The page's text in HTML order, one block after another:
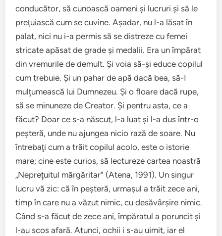
conducător, să cunoască oameni şi lucruri şi să le
preţuiască cum se cuvine. Aşadar, nu l-a lăsat în
palat, nici nu i-a permis să se distreze cu femei
stricate apăsat de grade şi medalii. Era un împărat
din vremurile de demult. Şi voia să-şi educe copilul
cum trebuie. Şi un pahar de apă dacă bea, să-I
mulţumească lui Dumnezeu. Şi o floare dacă rupe,
să se minuneze de Creator. Şi pentru asta, ce a
făcut? Doar ce s-a născut, l-a luat şi l-a dus într-o
peşteră, unde nu ajungea nicio rază de soare. Nu
întrebaţi cum a trăit copilul acolo, este o istorie
mare; cine este curios, să lectureze cartea noastră
„Nepreţuitul mărgăritar” (Atena, 1991). Un singur
lucru vă zic: că în peşteră, urmaşul a trăit zece ani,
timp în care nu a văzut nimic, cu desăvârşire nimic.
Când s-a făcut de zece ani, împăratul a poruncit şi
l-au scos afară. Atunci, ochii i s-au uimit, iar el